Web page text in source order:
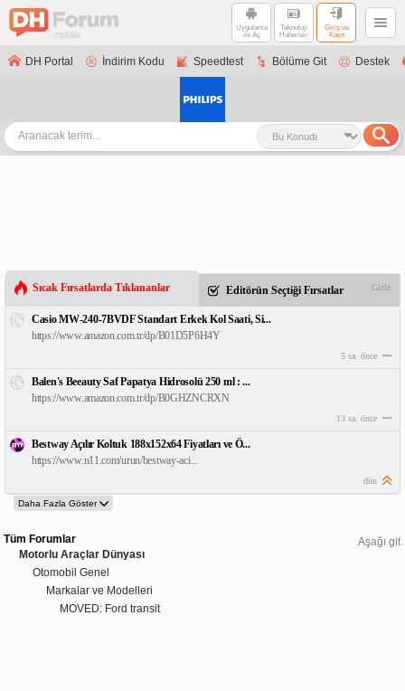
Uygulama
ile Aç
Teknoloji
Haberleri
Giriş ve
Kayıt
DH Portal İndirim Kodu Speedtest Bölüme Git Destek
Sıcak Fırsatlarda Tıklananlar Editörün Seçtiği Fırsatlar Gizle
Casio MW-240-7BVDF Standart Erkek Kol Saati, Si...
https://www.amazon.com.tr/dp/B01D5P6H4Y
5 sa. önce
Balen's Beeauty Saf Papatya Hidrosolü 250 ml : ...
https://www.amazon.com.tr/dp/B0GHZNCRXN
13 sa. önce
Bestway Açılır Koltuk 188x152x64 Fiyatları ve Ö...
https://www.n11.com/urun/bestway-aci...
dün
Aşağı git
Tüm Forumlar
Motorlu Araçlar Dünyası
Otomobil Genel
Markalar ve Modelleri
MOVED: Ford transit